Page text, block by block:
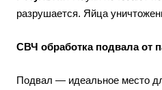
разрушается. Яйца
СВЧ обработка подвала от
Подвал — идеальное место